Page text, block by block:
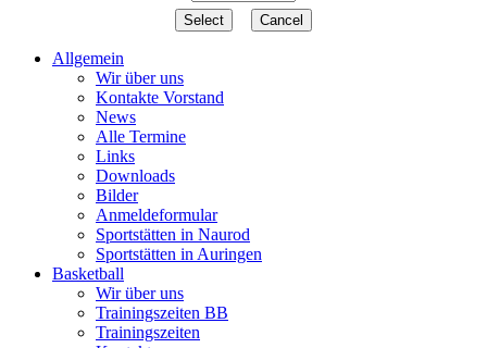
Allgemein
Wir über uns
Kontakte Vorstand
News
Alle Termine
Links
Downloads
Bilder
Anmeldeformular
Sportstätten in Naurod
Sportstätten in Auringen
Basketball
Wir über uns
Trainingszeiten BB
Trainingszeiten